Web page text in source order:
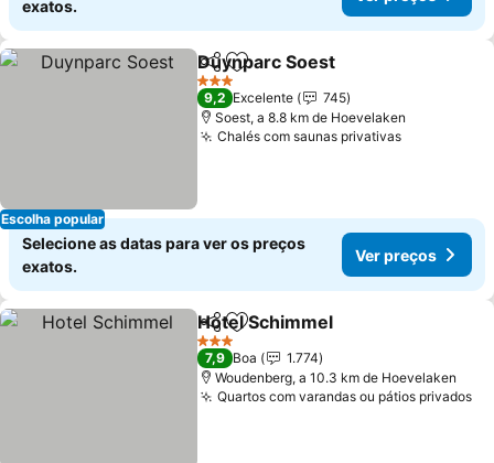
exatos.
Escolha popular
PartilharAdicionar aos favoritos
Duynparc Soest
3 Estrelas
9,2 Excelente
745
Soest, a 8.8 km de Hoevelaken
Chalés com saunas privativas
Selecione as datas para ver os preços
exatos.
Ver preços
PartilharAdicionar aos favoritos
Hotel Schimmel
3 Estrelas
7,9 Boa
1.774
Woudenberg, a 10.3 km de Hoevelaken
Quartos com varandas ou pátios privados